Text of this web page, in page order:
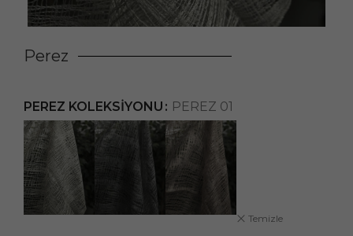
Perez
PEREZ KOLEKSIYONU PEREZ 01
Temizle